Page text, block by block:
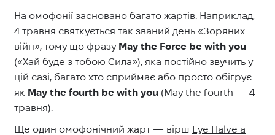
На омофонії засновано багато жартів. Наприклад,
4 травня святкується так званий день «Зоряних
війн», тому що фразу May the Force be with you
(«Хай буде з тобою Сила»), яка постійно звучить у
цій сазі, багато хто сприймає або просто обігрує
як May the fourth be with you (May the fourth — 4
травня).
Ще один омофонічний жарт — вірш Eye Halve a